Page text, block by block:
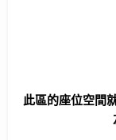
此區的座位空間